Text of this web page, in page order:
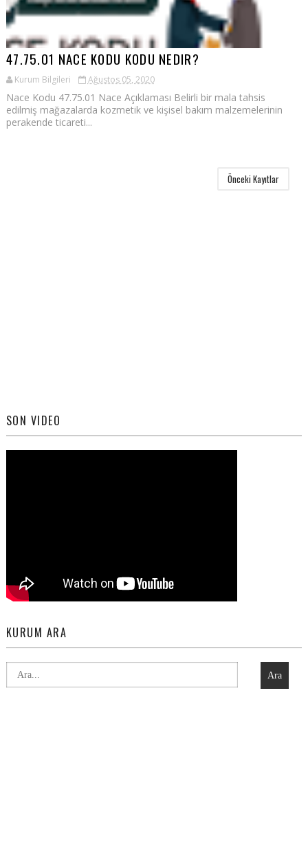
47.75.01 NACE KODU KODU NEDIR?
Kurum Bilgileri Ağustos 05, 2020
Nace Kodu 47.75.01 Nace Açıklaması Belirli bir mala tahsis
edilmiş mağazalarda kozmetik ve kişisel bakım malzemelerinin
perakende ticareti...
Önceki Kayıtlar
SON VIDEO
KURUM ARA
Ara